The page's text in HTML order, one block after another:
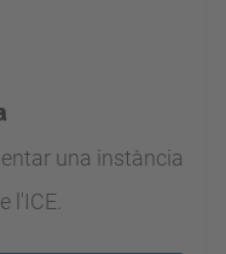
una instància
l'ICE.